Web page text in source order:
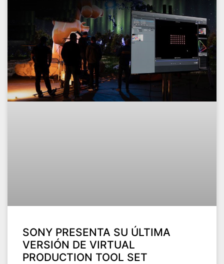
SONY PRESENTA SU ÚLTIMA
VERSIÓN DE VIRTUAL
PRODUCTION TOOL SET